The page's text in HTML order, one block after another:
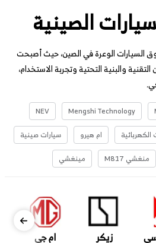
الصينية
الوعرة في الصين، حيث أصبحت
والبنية التحتية وتجربة الاستخدام،
Mengshi Technology
NEV
الكهربائية ام هيرو
سيارات صينية
منغشي M817 مينغشي
زيكر ام جي